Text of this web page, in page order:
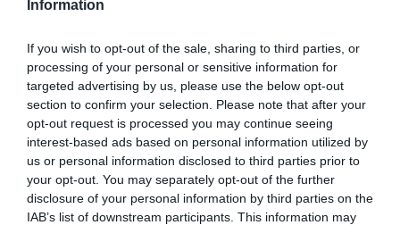
Information
If you wish to opt-out of the sale, sharing to third parties, or
processing of your personal or sensitive information for
targeted advertising by us, please use the below opt-out
section to confirm your selection. Please note that after your
opt-out request is processed you may continue seeing
interest-based ads based on personal information utilized by
us or personal information disclosed to third parties prior to
your opt-out. You may separately opt-out of the further
disclosure of your personal information by third parties on the
IAB’s list of downstream participants. This information may
AñadirVIA Empresacomo fuente preferida
de Google de forma gratuita
Mantente informado con las últimas noticias de
actualidad
ACTIVAR AHORA